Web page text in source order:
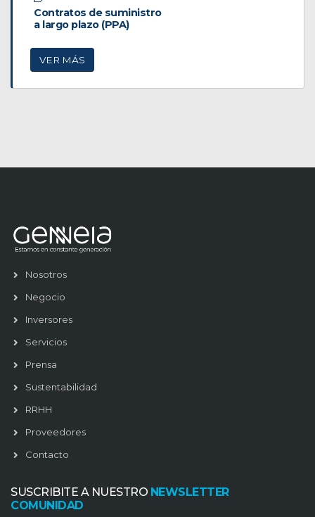
Contratos de suministro
a largo plazo (PPA)
VER MÁS
Nosotros
Negocio
Inversores
Servicios
Prensa
Sustentabilidad
RRHH
Proveedores
Contacto
SUSCRIBITE A NUESTRO NEWSLETTER
COMUNIDAD